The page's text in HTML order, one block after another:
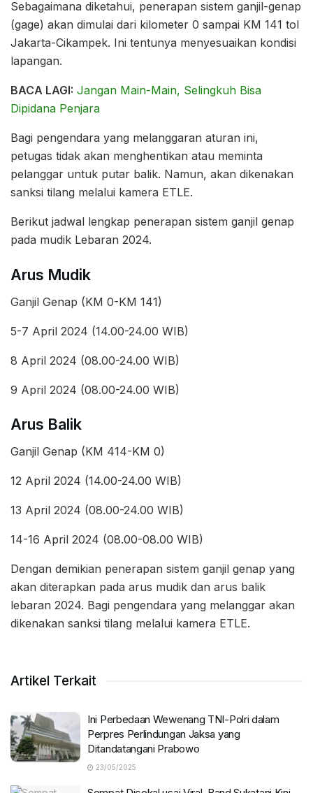
Sebagaimana diketahui, penerapan sistem ganjil-genap
(gage) akan dimulai dari kilometer 0 sampai KM 141 tol
Jakarta-Cikampek. Ini tentunya menyesuaikan kondisi
lapangan.
BACA LAGI: Jangan Main-Main, Selingkuh Bisa
Dipidana Penjara
Bagi pengendara yang melanggaran aturan ini,
petugas tidak akan menghentikan atau meminta
pelanggar untuk putar balik. Namun, akan dikenakan
sanksi tilang melalui kamera ETLE.
Berikut jadwal lengkap penerapan sistem ganjil genap
pada mudik Lebaran 2024.
Arus Mudik
Ganjil Genap (KM 0-KM 141)
5-7 April 2024 (14.00-24.00 WIB)
8 April 2024 (08.00-24.00 WIB)
9 April 2024 (08.00-24.00 WIB)
Arus Balik
Ganjil Genap (KM 414-KM 0)
12 April 2024 (14.00-24.00 WIB)
13 April 2024 (08.00-24.00 WIB)
14-16 April 2024 (08.00-08.00 WIB)
Dengan demikian penerapan sistem ganjil genap yang
akan diterapkan pada arus mudik dan arus balik
lebaran 2024. Bagi pengendara yang melanggar akan
dikenakan sanksi tilang melalui kamera ETLE.
Artikel Terkait
Ini Perbedaan Wewenang TNI-Polri dalam
Perpres Perlindungan Jaksa yang
Ditandatangani Prabowo
23/05/2025